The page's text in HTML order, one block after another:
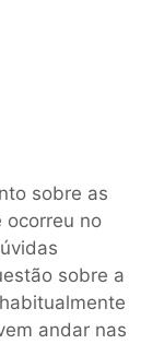
sobre as
ocorreu no
sobre a
andar nas